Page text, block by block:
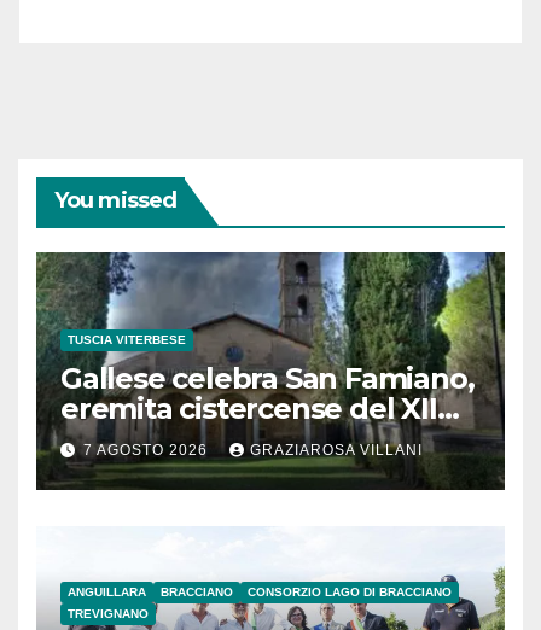
You missed
TUSCIA VITERBESE
Gallese celebra San Famiano,
eremita cistercense del XII
secolo
7 AGOSTO 2026 GRAZIAROSA VILLANI
ANGUILLARA BRACCIANO
CONSORZIO LAGO DI BRACCIANO
TREVIGNANO